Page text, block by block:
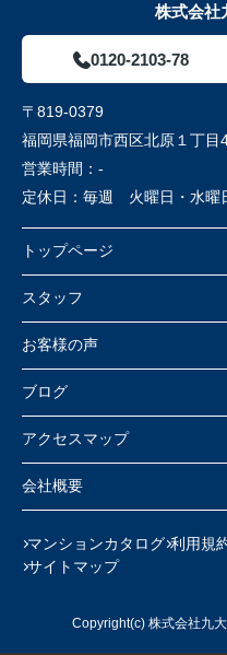
株式会社
0120-2103-78
〒819-0379
福岡県福岡市西区北原１丁目
営業時間： -
定休日： 毎週 火曜日・水曜
トップページ
スタッフ
お客様の声
ブログ
アクセスマップ
会社概要
マンションカタログ 利用規
サイトマップ
Copyright(c) 株式会社九